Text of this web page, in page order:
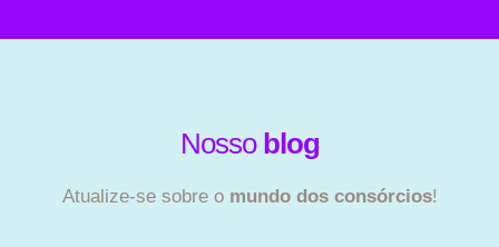
Nosso blog
Atualize-se sobre o mundo dos consórcios!